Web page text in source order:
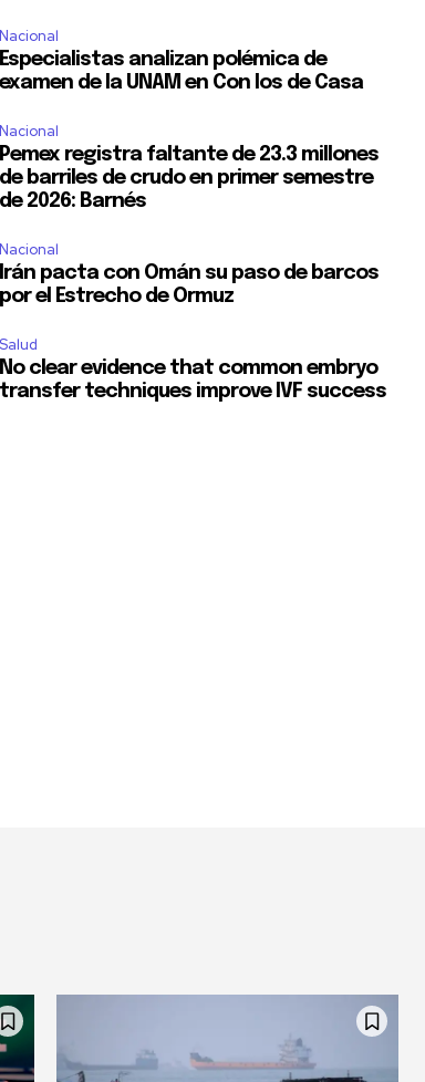
Nacional
Especialistas analizan polémica de
examen de la UNAM en Con los de Casa
Nacional
Pemex registra faltante de 23.3 millones
de barriles de crudo en primer semestre
de 2026: Barnés
Nacional
Irán pacta con Omán su paso de barcos
por el Estrecho de Ormuz
Salud
No clear evidence that common embryo
transfer techniques improve IVF success